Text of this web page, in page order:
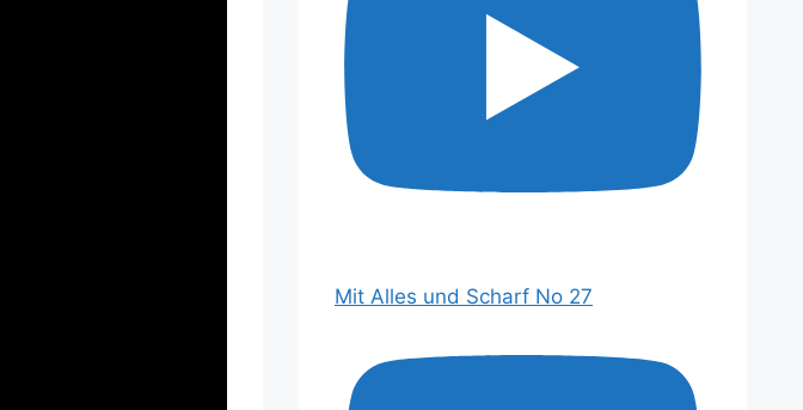
Mit Alles und Scharf No 27